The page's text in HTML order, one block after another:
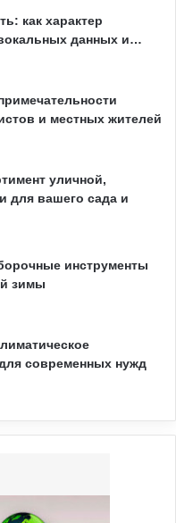
как характер
данных и…
и местных жителей
уличной,
для вашего сада и
инструменты
зимы
современных нужд